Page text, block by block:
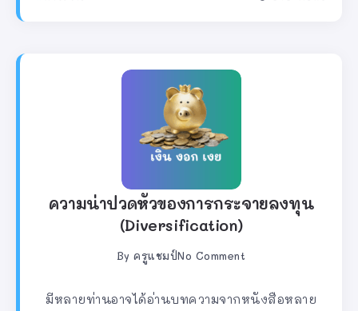
ความน่าปวดหัวของการกระจายลงทุน
(Diversification)
By ครูแชมป์No Comment
มีหลายท่านอาจได้อ่านบทความจากหนังสือหลาย